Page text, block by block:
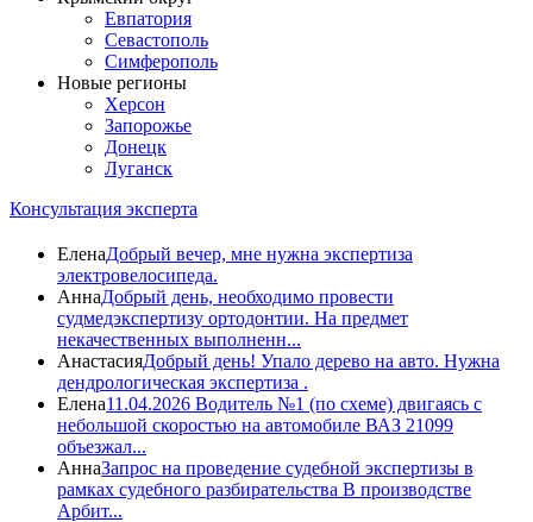
Евпатория
Севастополь
Симферополь
Новые регионы
Херсон
Запорожье
Донецк
Луганск
Консультация эксперта
ЕленаДобрый вечер, мне нужна экспертиза
электровелосипеда.
АннаДобрый день, необходимо провести
судмедэкспертизу ортодонтии. На предмет
некачественных выполненн...
АнастасияДобрый день! Упало дерево на авто. Нужна
дендрологическая экспертиза .
Елена11.04.2026 Водитель №1 (по схеме) двигаясь с
небольшой скоростью на автомобиле ВАЗ 21099
объезжал...
АннаЗапрос на проведение судебной экспертизы в
рамках судебного разбирательства В производстве
Арбит...